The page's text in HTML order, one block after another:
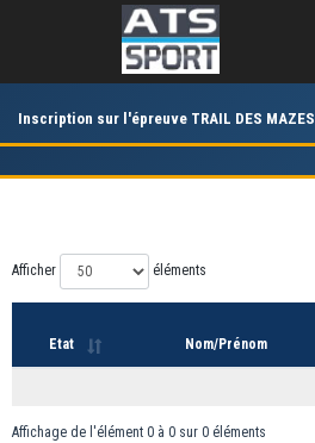
Inscription sur l'épreuve TRAIL DES MAZES
Afficher éléments
Etat Nom/Prénom
Affichage de l'élément 0 à 0 sur 0 éléments